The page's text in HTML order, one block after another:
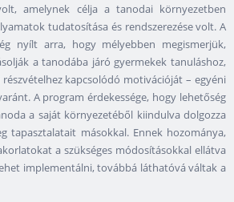
amelynek célja a tanodai környezetben
tudatosítása és rendszerezése volt. A
nyílt arra, hogy mélyebben megismerjük,
a tanodába járó gyermekek tanuláshoz,
részvételhez kapcsolódó motivációját – egyéni
A program érdekessége, hogy lehetőség
a saját környezetéből kiindulva dolgozza
tapasztalatait másokkal. Ennek hozománya,
a szükséges módosításokkal ellátva
implementálni, továbbá láthatóvá váltak a